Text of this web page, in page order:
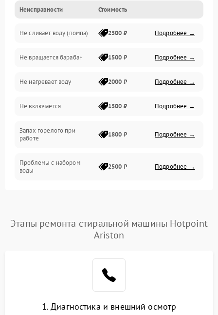
Электропитание
Водоснабжение
Слив
Программное обеспечение
Неисправности Стоимость
Не сливает воду (помпа) 2500 ₽ Подробнее →
Не вращается барабан 1500 ₽ Подробнее →
Не нагревает воду 2000 ₽ Подробнее →
Не включается 1500 ₽ Подробнее →
Запах горелого при
работе
1800 ₽ Подробнее →
Проблемы с набором
воды
2500 ₽ Подробнее →
2200 ₽ Подробнее →
Этапы ремонта стиральной машины Hotpoint
Ariston
1. Диагностика и внешний осмотр